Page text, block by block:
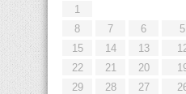
1
5
6
7
8
13
14
15
20
21
22
27
28
29